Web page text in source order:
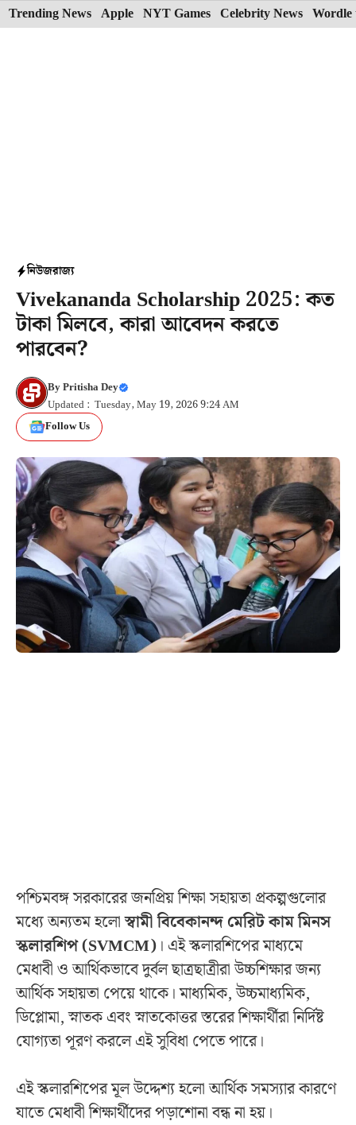
Skip
to
Trending News Apple NYT Games Celebrity News Wordle
নিউজরাজ্য
Vivekananda Scholarship 2025: কত
টাকা মিলবে, কারা আবেদন করতে
পারবেন?
ByPritisha Dey
Updated : Tuesday, May 19, 2026 9:24 AM
Follow Us
পশ্চিমবঙ্গ সরকারের জনপ্রিয় শিক্ষা সহায়তা প্রকল্পগুলোর
মধ্যে অন্যতম হলোস্বামী বিবেকানন্দ মেরিট কাম মিনস
স্কলারশিপ (SVMCM)। এই স্কলারশিপের মাধ্যমে
মেধাবী ও আর্থিকভাবে দুর্বল ছাত্রছাত্রীরা উচ্চশিক্ষার জন্য
আর্থিক সহায়তা পেয়ে থাকে। মাধ্যমিক, উচ্চমাধ্যমিক,
ডিপ্লোমা, স্নাতক এবং স্নাতকোত্তর স্তরের শিক্ষার্থীরা নির্দিষ্ট
যোগ্যতা পূরণ করলে এই সুবিধা পেতে পারে।
এই স্কলারশিপের মূল উদ্দেশ্য হলো আর্থিক সমস্যার কারণে
যাতে মেধাবী শিক্ষার্থীদের পড়াশোনা বন্ধ না হয়।